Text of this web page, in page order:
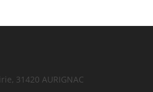
31420 AURIGNAC